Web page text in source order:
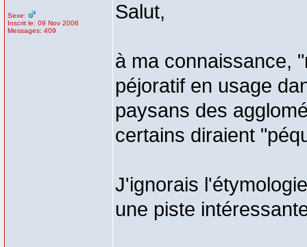
Sexe:
Inscrit le: 09 Nov 2006
Messages: 409
Salut,
à ma connaissance,
péjoratif en usage
paysans des
certains diraient
J'ignorais
une piste